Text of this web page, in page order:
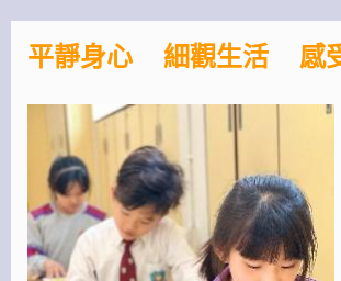
平靜身心 細觀生活 感